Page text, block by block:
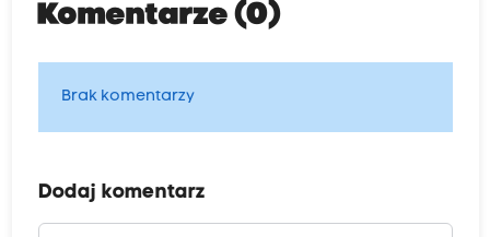
Komentarze (0)
Brak komentarzy
Dodaj komentarz